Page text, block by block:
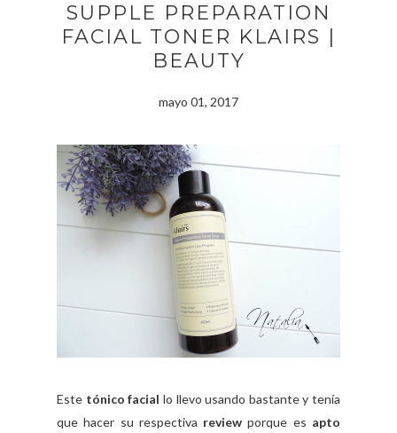
SUPPLE PREPARATION
FACIAL TONER KLAIRS |
BEAUTY
mayo 01, 2017
Este tónico facial lo llevo usando bastante y tenía
que hacer su respectiva review porque es apto